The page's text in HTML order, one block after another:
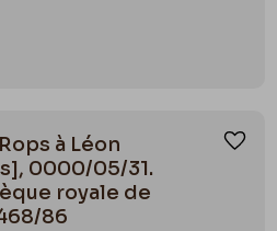
à Léon
0000/05/31.
royale de
86